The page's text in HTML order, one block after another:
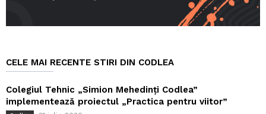
CELE MAI RECENTE STIRI DIN CODLEA
Colegiul Tehnic „Simion Mehedinți Codlea”
implementează proiectul „Practica pentru viitor”